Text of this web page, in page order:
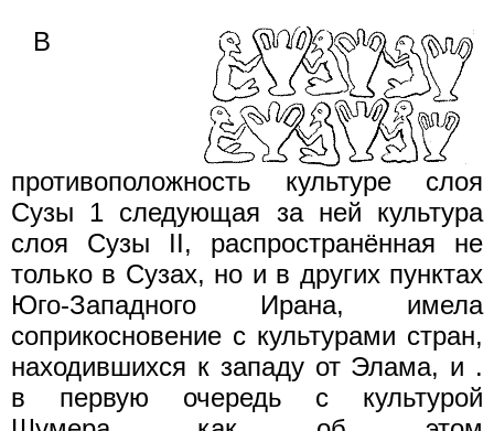
В
противоположность культуре слоя
Сузы 1 следующая за ней культура
слоя Сузы II, распространённая не
только в Сузах, но и в других пунктах
Юго-Западного Ирана, имела
соприкосновение с культурами стран,
находившихся к западу от Элама, и .
в первую очередь с культурой